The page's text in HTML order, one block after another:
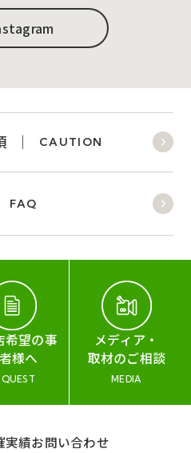
CAUTION
FAQ
希望の事
様へ
メディア・
取材のご相談
MEDIA
実績お問い合わせ